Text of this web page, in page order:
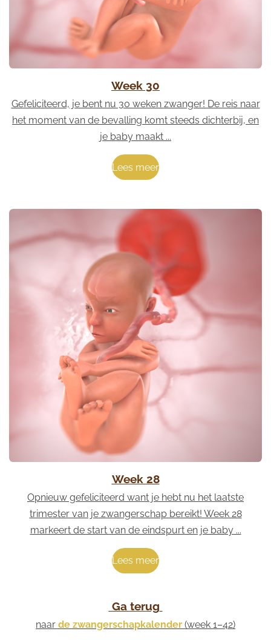
Week 30
Gefeliciteerd, je bent nu 30 weken zwanger! De reis naar
het moment van de bevalling komt steeds dichterbij, en
je baby maakt ...
Lees meer
Week 28
Opnieuw gefeliciteerd want je hebt nu het laatste
trimester van je zwangerschap bereikt! Week 28
markeert de start van de eindspurt en je baby ...
Lees meer
Ga terug
naar de zwangerschapkalender (week 1–42)